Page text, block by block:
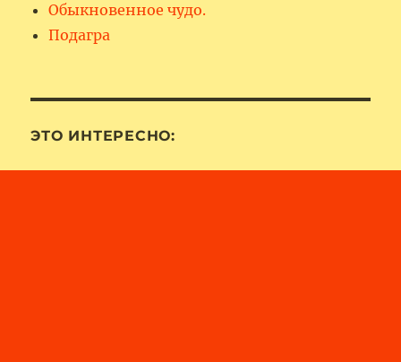
Обыкновенное чудо.
Подагра
ЭТО ИНТЕРЕСНО: